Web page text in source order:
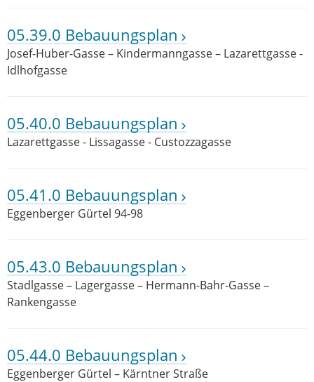
05.39.0 Bebauungsplan
Josef-Huber-Gasse – Kindermanngasse – Lazarettgasse -
Idlhofgasse
05.40.0 Bebauungsplan
Lazarettgasse - Lissagasse - Custozzagasse
05.41.0 Bebauungsplan
Eggenberger Gürtel 94-98
05.43.0 Bebauungsplan
Stadlgasse – Lagergasse – Hermann-Bahr-Gasse –
Rankengasse
05.44.0 Bebauungsplan
Eggenberger Gürtel – Kärntner Straße